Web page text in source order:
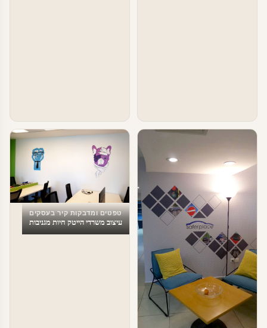
טפטים ומדבקות קיר בעסקים
עיצוב משרדי הייטק חיות מגניבות